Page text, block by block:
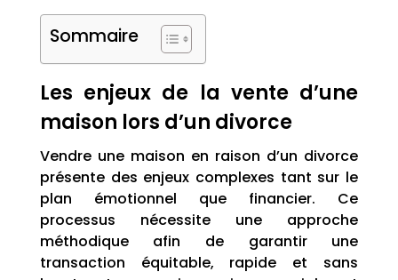
Sommaire
Les enjeux de la vente d’une
maison lors d’un divorce
Vendre une maison en raison d’un divorce
présente des enjeux complexes tant sur le
plan émotionnel que financier. Ce
processus nécessite une approche
méthodique afin de garantir une
transaction équitable, rapide et sans